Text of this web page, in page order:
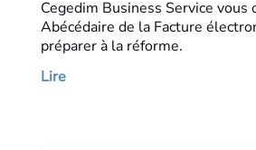
Cegedim Business Service vous
Abécédaire de la Facture
préparer à la réforme.
Lire